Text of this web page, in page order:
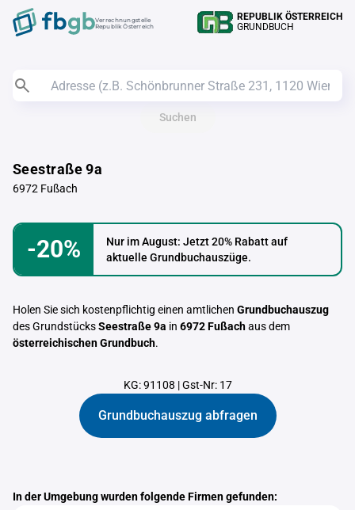
Verrechnungstelle
Republik Österreich
REPUBLIK ÖSTERREICH
GRUNDBUCH
Suchen
Seestraße 9a
6972 Fußach
-20%
Nur im August: Jetzt 20% Rabatt auf
aktuelle Grundbuchauszüge.
Holen Sie sich kostenpflichtig einen amtlichen Grundbuchauszug
des GrundstücksSeestraße 9a in 6972 Fußachaus dem
österreichischen Grundbuch.
KG: 91108 |Gst-Nr: 17
Grundbuchauszug abfragen
In der Umgebung wurden folgende Firmen gefunden: